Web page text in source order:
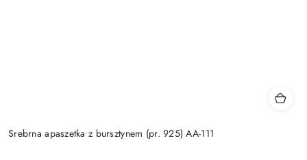
Srebrna apaszetka z bursztynem (pr. 925) AA-111